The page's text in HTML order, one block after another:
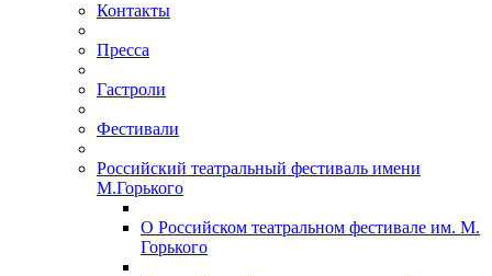
Контакты
Пресса
Гастроли
Фестивали
Российский театральный фестиваль имени
М.Горького
О Российском театральном фестивале им. М.
Горького